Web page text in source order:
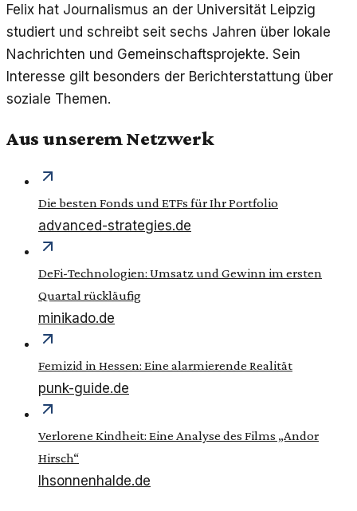
Felix hat Journalismus an der Universität Leipzig
studiert und schreibt seit sechs Jahren über lokale
Nachrichten und Gemeinschaftsprojekte. Sein
Interesse gilt besonders der Berichterstattung über
soziale Themen.
Aus unserem Netzwerk
Die besten Fonds und ETFs für Ihr Portfolio
advanced-strategies.de
DeFi-Technologien: Umsatz und Gewinn im ersten
Quartal rückläufig
minikado.de
Femizid in Hessen: Eine alarmierende Realität
punk-guide.de
Verlorene Kindheit: Eine Analyse des Films „Andor
Hirsch“
lhsonnenhalde.de